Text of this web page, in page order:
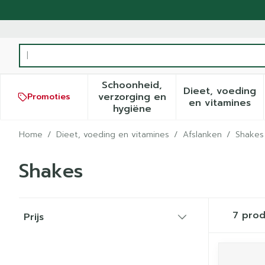
Product, merk, categorie...
Promoties
Schoonheid,
verzorging en
hygiëneToon submenu voor
Dieet, voeding
en vitamines
Toon
Home / Dieet, voeding en vitamines / Afslanken / Shakes
Shakes
Prijs
7